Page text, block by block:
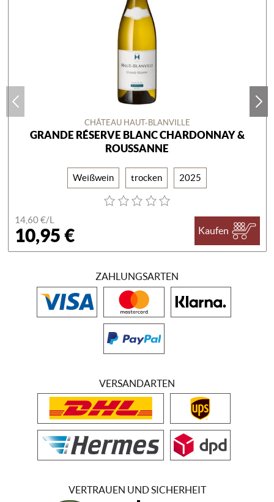
CHÂTEAU HAUT-BLANVILLE
GRANDE RÉSERVE BLANC CHARDONNAY &
ROUSSANNE
Weißwein trocken 2025
14,60 €/L
10,95 € Kaufen
ZAHLUNGSARTEN
VERSANDARTEN
VERTRAUEN UND SICHERHEIT